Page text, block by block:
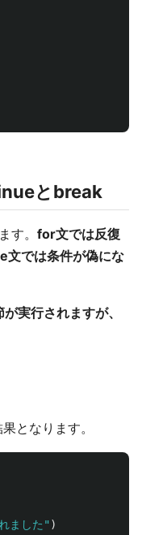
とbreak
す。 for文では反復
文では条件が偽にな
実行されますが、
となります。
ました " )